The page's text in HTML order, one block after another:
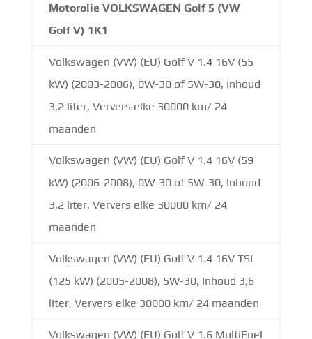
Motorolie VOLKSWAGEN Golf 5 (VW
Golf V) 1K1
Volkswagen (VW) (EU) Golf V 1.4 16V (55
kW) (2003-2006), 0W-30 of 5W-30, Inhoud
3,2 liter, Ververs elke 30000 km/ 24
maanden
Volkswagen (VW) (EU) Golf V 1.4 16V (59
kW) (2006-2008), 0W-30 of 5W-30, Inhoud
3,2 liter, Ververs elke 30000 km/ 24
maanden
Volkswagen (VW) (EU) Golf V 1.4 16V TSI
(125 kW) (2005-2008), 5W-30, Inhoud 3,6
liter, Ververs elke 30000 km/ 24 maanden
Volkswagen (VW) (EU) Golf V 1.6 MultiFuel